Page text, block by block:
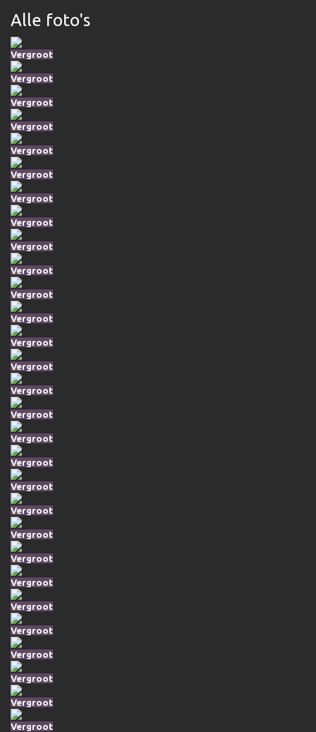
Alle foto's
Vergroot
Vergroot
Vergroot
Vergroot
Vergroot
Vergroot
Vergroot
Vergroot
Vergroot
Vergroot
Vergroot
Vergroot
Vergroot
Vergroot
Vergroot
Vergroot
Vergroot
Vergroot
Vergroot
Vergroot
Vergroot
Vergroot
Vergroot
Vergroot
Vergroot
Vergroot
Vergroot
Vergroot
Vergroot